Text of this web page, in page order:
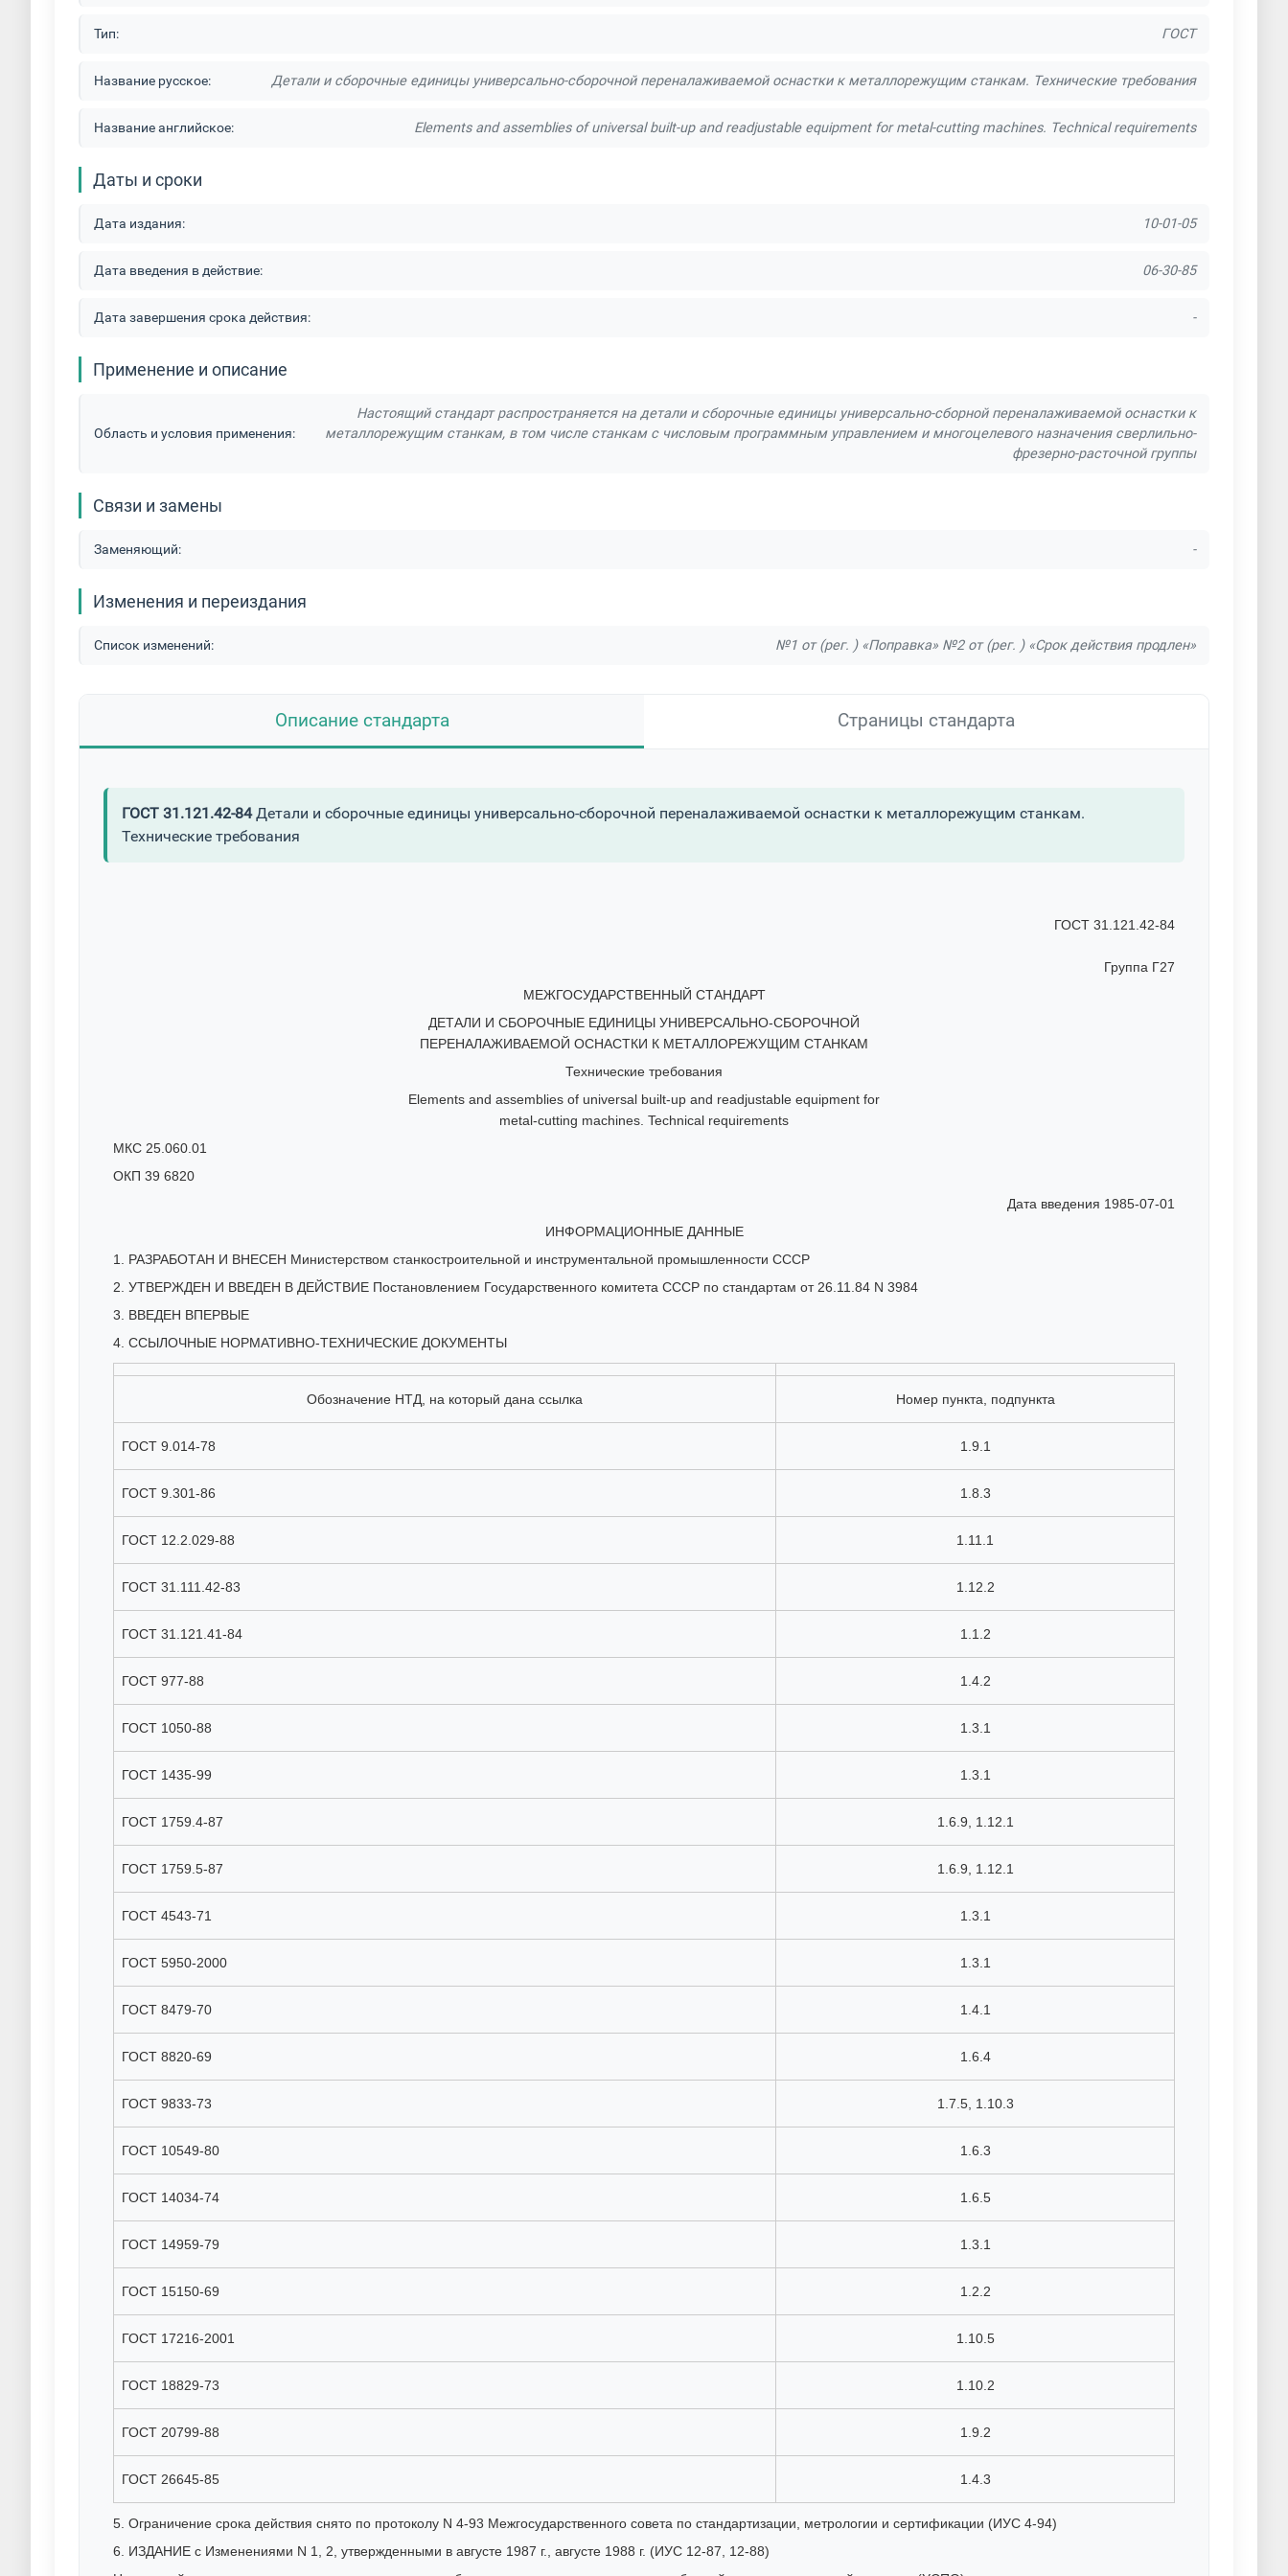
Тип: ГОСТ
Название русское: Детали и сборочные единицы универсально-сборочной переналаживаемой оснастки к металлорежущим станкам. Технические требования
Название английское: Elements and assemblies of universal built-up and readjustable equipment for metal-cutting machines. Technical requirements
Даты и сроки
Дата издания: 10-01-05
Дата введения в действие: 06-30-85
Дата завершения срока действия: -
Применение и описание
Область и условия применения:
Настоящий стандарт распространяется на детали и сборочные единицы универсально-сборной переналаживаемой оснастки к
металлорежущим станкам, в том числе станкам с числовым программным управлением и многоцелевого назначения сверлильно-
фрезерно-расточной группы
Связи и замены
Заменяющий: -
Изменения и переиздания
Список изменений: №1 от (рег. ) «Поправка» №2 от (рег. ) «Срок действия продлен»
Описание стандарта Страницы стандарта
ГОСТ 31.121.42-84Детали и сборочные единицы универсально-сборочной переналаживаемой оснастки к металлорежущим станкам.
Технические требования